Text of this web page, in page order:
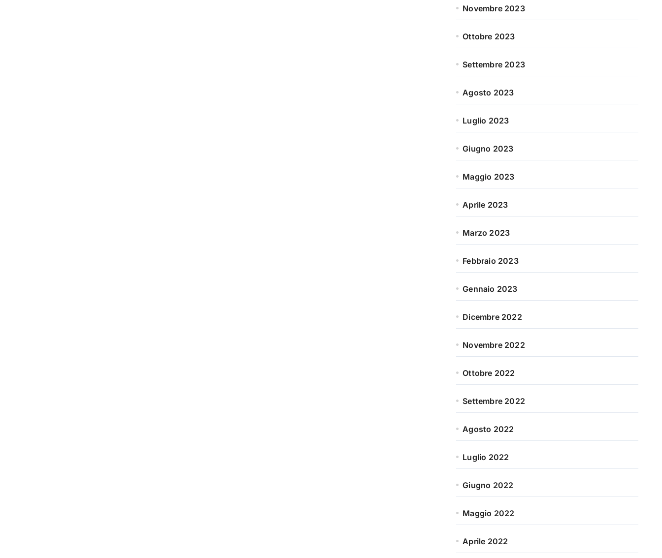
Novembre 2023
Ottobre 2023
Settembre 2023
Agosto 2023
Luglio 2023
Giugno 2023
Maggio 2023
Aprile 2023
Marzo 2023
Febbraio 2023
Gennaio 2023
Dicembre 2022
Novembre 2022
Ottobre 2022
Settembre 2022
Agosto 2022
Luglio 2022
Giugno 2022
Maggio 2022
Aprile 2022